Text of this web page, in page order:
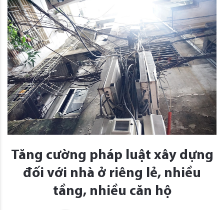
Tăng cường pháp luật xây dựng
đối với nhà ở riêng lẻ, nhiều
tầng, nhiều căn hộ